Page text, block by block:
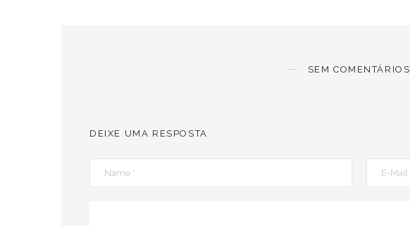
SEM COMENTÁRIOS
DEIXE UMA RESPOSTA